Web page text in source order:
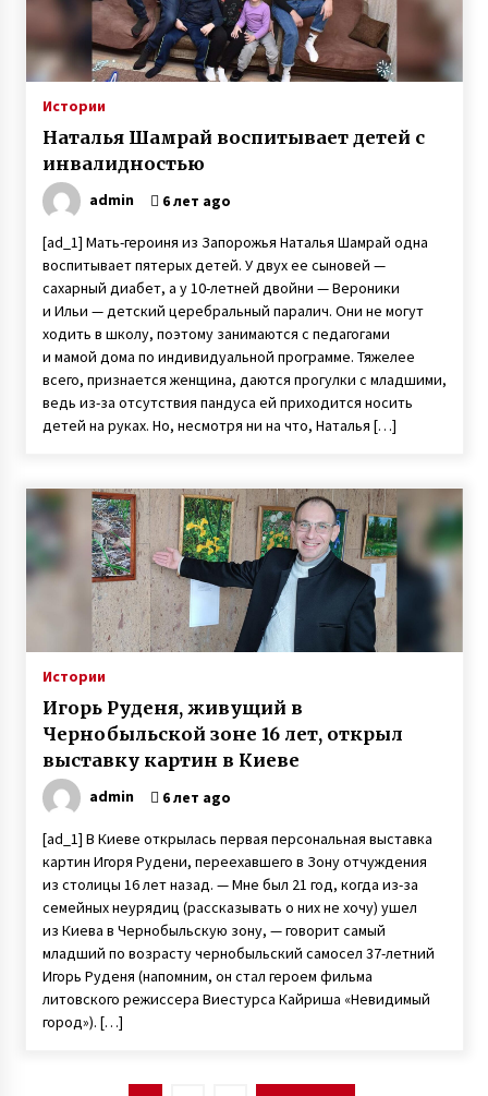
Истории
Наталья Шамрай воспитывает детей с
инвалидностью
admin 6 лет ago
[ad_1] Мать-героиня из Запорожья Наталья Шамрай одна
воспитывает пятерых детей. У двух ее сыновей —
сахарный диабет, а у 10-летней двойни — Вероники
и Ильи — детский церебральный паралич. Они не могут
ходить в школу, поэтому занимаются с педагогами
и мамой дома по индивидуальной программе. Тяжелее
всего, признается женщина, даются прогулки с младшими,
ведь из-за отсутствия пандуса ей приходится носить
детей на руках. Но, несмотря ни на что, Наталья […]
Истории
Игорь Руденя, живущий в
Чернобыльской зоне 16 лет, открыл
выставку картин в Киеве
admin 6 лет ago
[ad_1] В Киеве открылась первая персональная выставка
картин Игоря Рудени, переехавшего в Зону отчуждения
из столицы 16 лет назад. — Мне был 21 год, когда из-за
семейных неурядиц (рассказывать о них не хочу) ушел
из Киева в Чернобыльскую зону, — говорит самый
младший по возрасту чернобыльский самосел 37-летний
Игорь Руденя (напомним, он стал героем фильма
литовского режиссера Виестурса Кайриша «Невидимый
город»). […]